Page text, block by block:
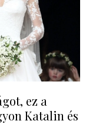
ez a
Katalin és